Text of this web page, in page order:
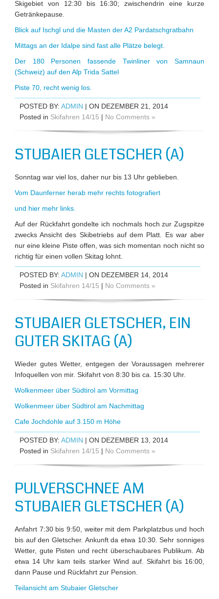
Skigebiet von 12:30 bis 16:30; zwischendrin eine kurze
Getränkepause.
Blick auf Ischgl und die Masten der A2 Pardatschgratbahn
Mittags an der Idalpe sind fast alle Plätze belegt.
Der 180 Personen fassende Twinliner von Samnaun
(Schweiz) auf den Alp Trida Sattel
Piste 70, recht wenig los.
POSTED BY: ADMIN | ON DEZEMBER 21, 2014
Posted in Skifahren 14/15 | No Comments »
STUBAIER GLETSCHER (A)
Sonntag war viel los, daher nur bis 13 Uhr geblieben.
Vom Daunferner herab mehr rechts fotografiert
und hier mehr links.
Auf der Rückfahrt gondelte ich nochmals hoch zur Zugspitze
zwecks Ansicht des Skibetriebs auf dem Platt. Es war aber
nur eine kleine Piste offen, was sich momentan noch nicht so
richtig für einen vollen Skitag lohnt.
POSTED BY: ADMIN | ON DEZEMBER 14, 2014
Posted in Skifahren 14/15 | No Comments »
STUBAIER GLETSCHER, EIN
GUTER SKITAG (A)
Wieder gutes Wetter, entgegen der Voraussagen mehrerer
Infoquellen von mir. Skifahrt von 8:30 bis ca. 15:30 Uhr.
Wolkenmeer über Südtirol am Vormittag
Wolkenmeer über Südtirol am Nachmittag
Cafe Jochdohle auf 3.150 m Höhe
POSTED BY: ADMIN | ON DEZEMBER 13, 2014
Posted in Skifahren 14/15 | No Comments »
PULVERSCHNEE AM
STUBAIER GLETSCHER (A)
Anfahrt 7:30 bis 9:50, weiter mit dem Parkplatzbus und hoch
bis auf den Gletscher. Ankunft da etwa 10:30. Sehr sonniges
Wetter, gute Pisten und recht überschaubares Publikum. Ab
etwa 14 Uhr kam teils starker Wind auf. Skifahrt bis 16:00,
dann Pause und Rückfahrt zur Pension.
Teilansicht am Stubaier Gletscher